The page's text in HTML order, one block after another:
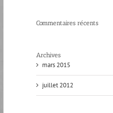
Commentaires récents
Archives
mars 2015
juillet 2012